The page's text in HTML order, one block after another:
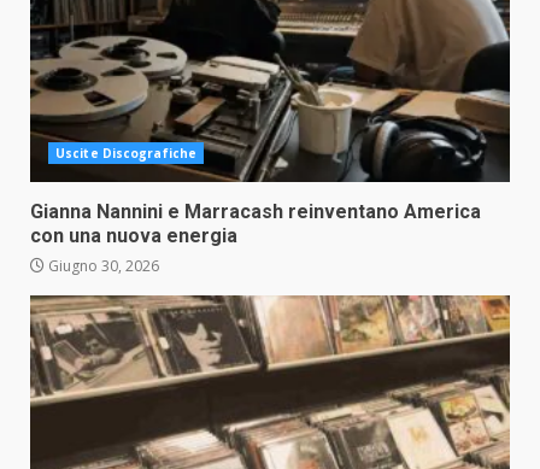
Uscite Discografiche
Gianna Nannini e Marracash reinventano America
con una nuova energia
Giugno 30, 2026